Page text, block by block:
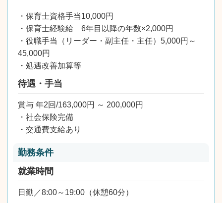
・保育士資格手当10,000円
・保育士経験給 6年目以降の年数×2,000円
・役職手当（リーダー・副主任・主任）5,000円～
45,000円
・処遇改善加算等
待遇・手当
賞与 年2回/163,000円 ～ 200,000円
・社会保険完備
・交通費支給あり
勤務条件
就業時間
日勤／8:00～19:00（休憩60分）